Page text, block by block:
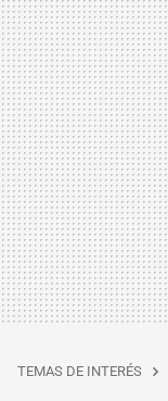
TEMAS DE INTERÉS